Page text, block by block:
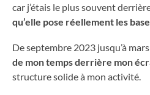
car j’étais le plus souvent
qu’elle pose réellement les
De septembre 2023 jusqu’à
de mon temps derrière mon
structure solide à mon activité.